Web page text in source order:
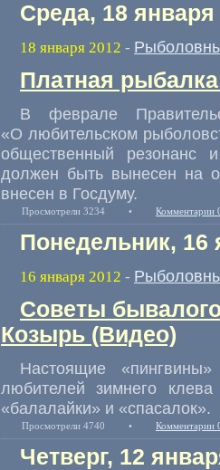
Среда, 18 января
18 января 2012 -
Платная
В феврале
«О любительском
общественный резонанс
должен быть вынесен на
внесен в Госдуму.
Просмотрели 3234 • Комментарии
Понедельник, 16
16 января 2012 -
Советы
Козырь (Видео)
Настоящие
любителей зимнего
«балалайки» и «спасалок».
Просмотрели 4740 • Комментарии
Четверг, 12